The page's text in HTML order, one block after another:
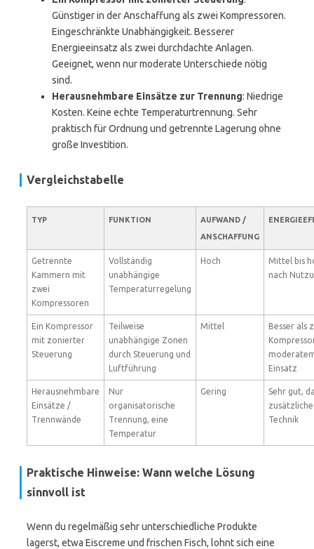
Günstiger in der Anschaffung als zwei Kompressoren.
Eingeschränkte Unabhängigkeit. Besserer
Energieeinsatz als zwei durchdachte Anlagen.
Geeignet, wenn nur moderate Unterschiede nötig
sind.
Herausnehmbare Einsätze zur Trennung: Niedrige
Kosten. Keine echte Temperaturtrennung. Sehr
praktisch für Ordnung und getrennte Lagerung ohne
große Investition.
Vergleichstabelle
TYP FUNKTION
AUFWAND /
ANSCHAFFUNG
Getrennte
Kammern mit
zwei
Kompressoren
Vollständig
unabhängige
Temperaturregelung
Hoch
Mittel bis
nach
Ein Kompressor
mit zonierter
Steuerung
Teilweise
unabhängige Zonen
durch Steuerung und
Luftführung
Mittel
Besser als
Einsatz
Herausnehmbare
Einsätze /
Trennwände
Nur
organisatorische
Trennung, eine
Temperatur
Gering
Sehr gut,
zusätzliche
Technik
Praktische Hinweise: Wann welche Lösung
sinnvoll ist
Wenn du regelmäßig sehr unterschiedliche Produkte
lagerst, etwa Eiscreme und frischen Fisch, lohnt sich eine